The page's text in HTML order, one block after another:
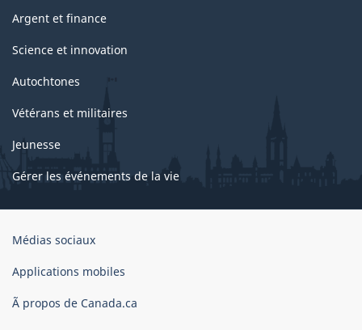
Argent et finance
Science et innovation
Autochtones
Vétérans et militaires
Jeunesse
Gérer les événements de la vie
Organisation
gouvernement
Canada
Médias sociaux
Applications mobiles
Ã propos de Canada.ca